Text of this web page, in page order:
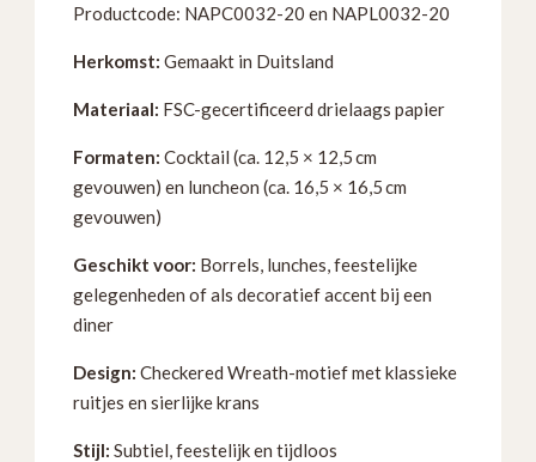
NAPL0032-
aantal
Productcode: NAPC0032-20 en NAPL0032-20
Herkomst: Gemaakt in Duitsland
Materiaal: FSC-gecertificeerd drielaags papier
Formaten: Cocktail (ca. 12,5 × 12,5 cm
gevouwen) en luncheon (ca. 16,5 × 16,5 cm
gevouwen)
Geschikt voor: Borrels, lunches, feestelijke
gelegenheden of als decoratief accent bij een
diner
Design: Checkered Wreath-motief met klassieke
ruitjes en sierlijke krans
Stijl: Subtiel, feestelijk en tijdloos